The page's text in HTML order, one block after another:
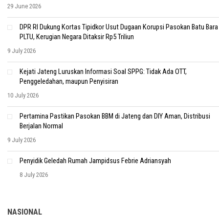
29 June 2026
DPR RI Dukung Kortas Tipidkor Usut Dugaan Korupsi Pasokan Batu Bara
PLTU, Kerugian Negara Ditaksir Rp5 Triliun
9 July 2026
Kejati Jateng Luruskan Informasi Soal SPPG: Tidak Ada OTT,
Penggeledahan, maupun Penyisiran
10 July 2026
Pertamina Pastikan Pasokan BBM di Jateng dan DIY Aman, Distribusi
Berjalan Normal
9 July 2026
Penyidik Geledah Rumah Jampidsus Febrie Adriansyah
8 July 2026
NASIONAL